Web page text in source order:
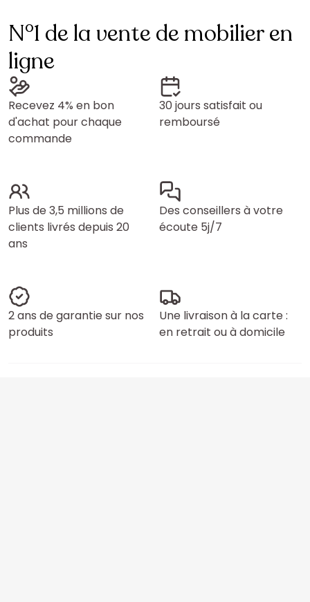
N°1 de la vente de mobilier en
ligne
Recevez 4% en bon
d'achat pour chaque
commande
30 jours satisfait ou
remboursé
Plus de 3,5 millions de
clients livrés depuis 20
ans
Des conseillers à votre
écoute 5j/7
2 ans de garantie sur nos
produits
Une livraison à la carte :
en retrait ou à domicile